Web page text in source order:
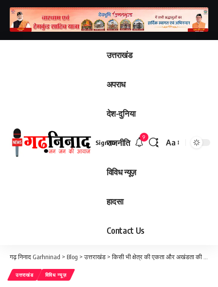
उत्तराखंड
अपराध
देश-दुनिया
राजनीति
विविध न्यूज़
हादसा
Contact Us
Sign In
9
Font
Aa
गढ़ निनाद Garhninad > Blog >उत्तराखंड >किसी भी क्षेत्र की एकता और अखंडता की रीड होते हैं सांस्कृतिक कार्यक्रम: डॉ चंडी प्रसाद घिल्डियाल
उत्तराखंड विविध न्यूज़